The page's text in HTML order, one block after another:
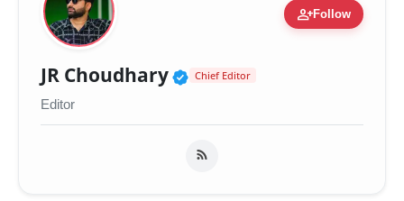
person_addFollow
JR Choudhary Verified Public Figure
Chief Editor
Editor